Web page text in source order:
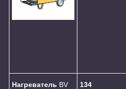
Нагреватель BV
134